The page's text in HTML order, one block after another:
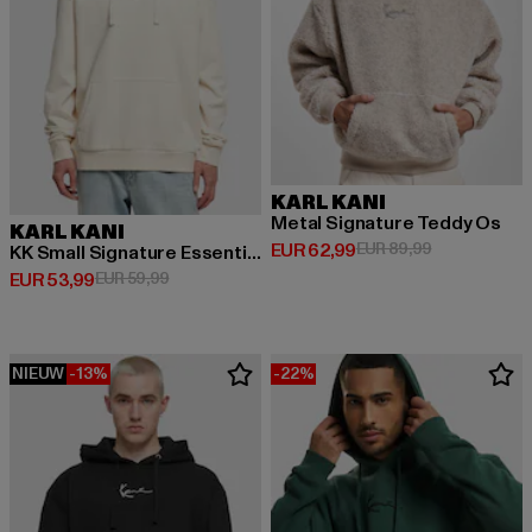
KARL KANI
KK Small Signature Essential Hoodie off white
EUR 53,99
Huidige prijs: EUR 53,99
EUR 59,99Actieprijs: EUR 59,99
KARL KANI
Metal Signature Teddy Os
EUR 62,99
Huidige prijs: EUR 62,99
EUR 89,99Actieprijs:
NIEUW -13% -22%